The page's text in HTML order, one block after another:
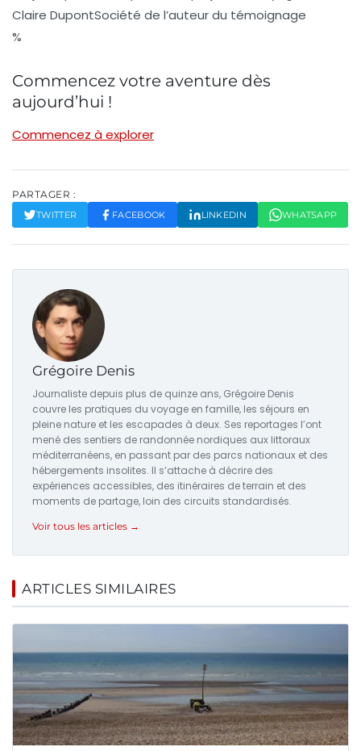
Claire DupontSociété de l’auteur du témoignage
%
Commencez votre aventure dès
aujourd’hui !
Commencez à explorer
PARTAGER :
TWITTER FACEBOOK LINKEDIN WHATSAPP
Grégoire Denis
Journaliste depuis plus de quinze ans, Grégoire Denis
couvre les pratiques du voyage en famille, les séjours en
pleine nature et les escapades à deux. Ses reportages l’ont
mené des sentiers de randonnée nordiques aux littoraux
méditerranéens, en passant par des parcs nationaux et des
hébergements insolites. Il s’attache à décrire des
expériences accessibles, des itinéraires de terrain et des
moments de partage, loin des circuits standardisés.
Voir tous les articles →
ARTICLES SIMILAIRES